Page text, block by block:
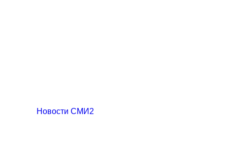
Новости СМИ2